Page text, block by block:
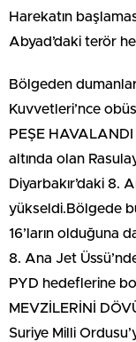
Harekatın
Abyad’daki terör
Bölgeden
Kuvvetleri’nce
PEŞE HAVALANDI
altında olan
Diyarbakır’daki 8.
yükseldi.Bölgede
16’ların olduğuna
8. Ana Jet
PYD hedeflerine
MEVZİLERİNİ
Suriye Milli